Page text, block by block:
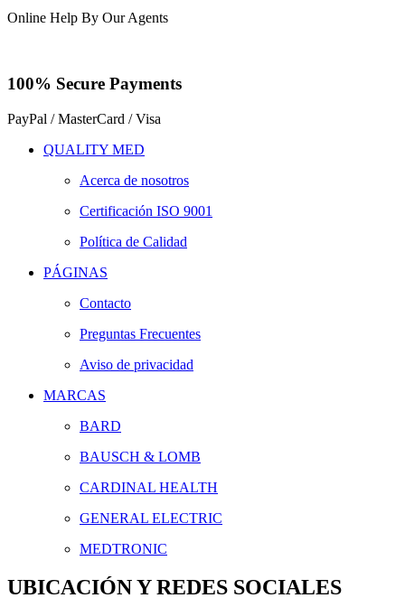
Online Help By Our Agents
100% Secure Payments
PayPal / MasterCard / Visa
QUALITY MED
Acerca de nosotros
Certificación ISO 9001
Política de Calidad
PÁGINAS
Contacto
Preguntas Frecuentes
Aviso de privacidad
MARCAS
BARD
BAUSCH & LOMB
CARDINAL HEALTH
GENERAL ELECTRIC
MEDTRONIC
UBICACIÓN Y REDES SOCIALES